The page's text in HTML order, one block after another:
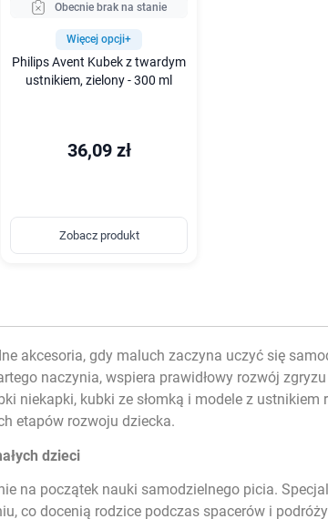
Obecnie brak na stanie
Więcej opcji+
Philips Avent Kubek z twardym
ustnikiem, zielony - 300 ml
36,09 zł
Zobacz produkt
akcesoria, gdy maluch zaczyna uczyć się
naczynia, wspiera prawidłowy rozwój
niekapki, kubki ze słomką i modele z
etapów rozwoju dziecka.
dzieci
na początek nauki samodzielnego picia.
co docenią rodzice podczas spacerów i